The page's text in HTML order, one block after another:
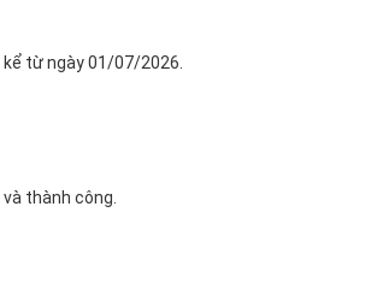
từ ngày 01/07/2026.
thành công.